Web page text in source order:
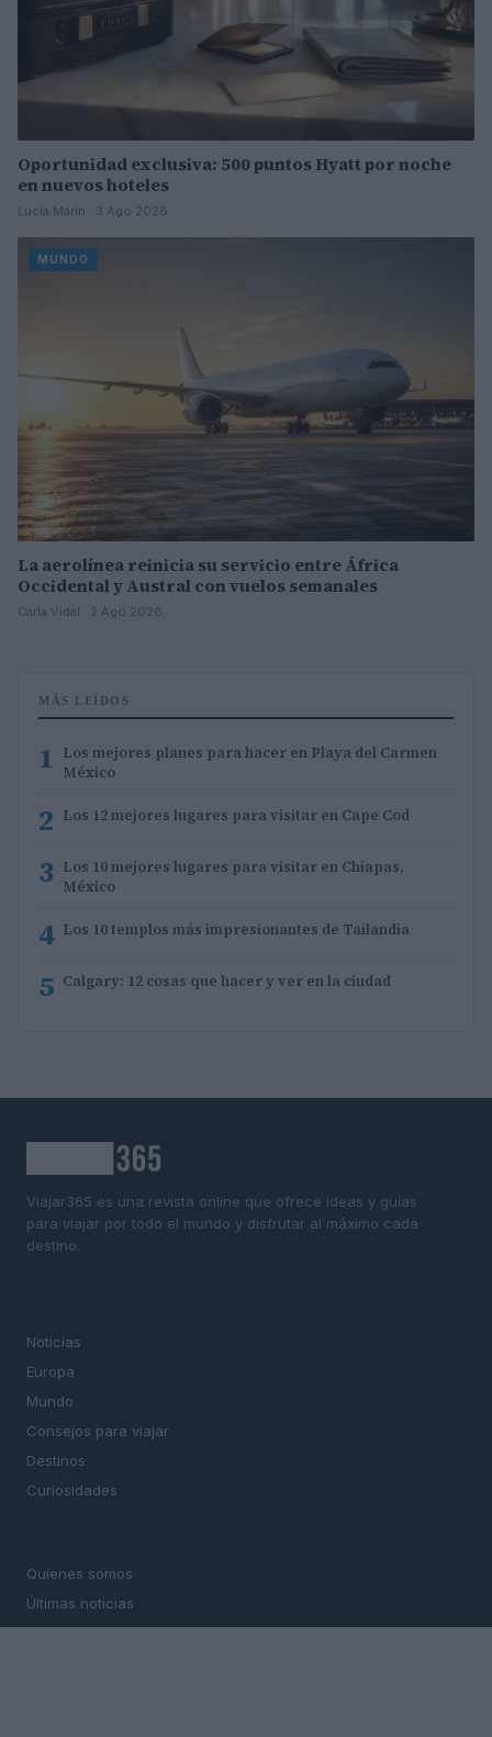
Oportunidad exclusiva: 500 puntos Hyatt por noche
en nuevos hoteles
Lucía Marín · 3 Ago 2026
MUNDO
La aerolínea reinicia su servicio entre África
Occidental y Austral con vuelos semanales
Carla Vidal · 2 Ago 2026
MÁS LEÍDOS
1 Los mejores planes para hacer en Playa del Carmen
México
2 Los 12 mejores lugares para visitar en Cape Cod
3 Los 10 mejores lugares para visitar en Chiapas,
México
4 Los 10 templos más impresionantes de Tailandia
5 Calgary: 12 cosas que hacer y ver en la ciudad
Viajar365 es una revista online que ofrece ideas y guías
para viajar por todo el mundo y disfrutar al máximo cada
destino.
Noticias
Europa
Mundo
Consejos para viajar
Destinos
Curiosidades
Quienes somos
Últimas noticias
Think